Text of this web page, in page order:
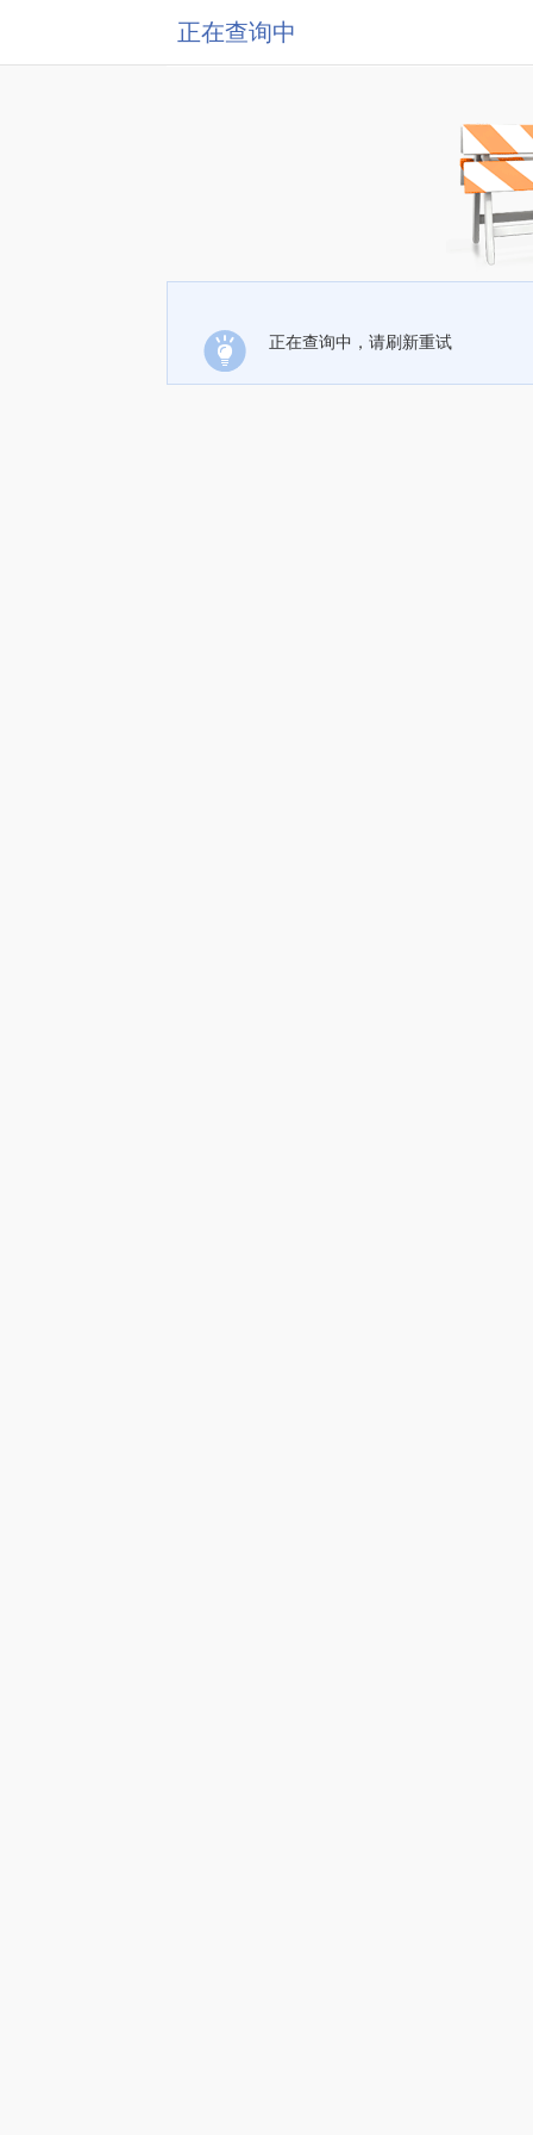
正在查询中
正在查询中，请刷新重试